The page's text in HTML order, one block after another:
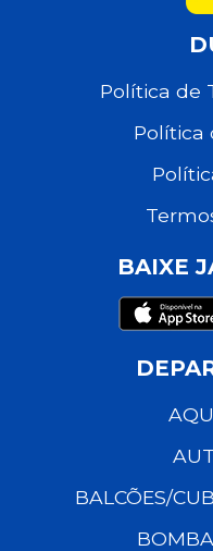
Política de
Política
BAIXE
BALCÕES/